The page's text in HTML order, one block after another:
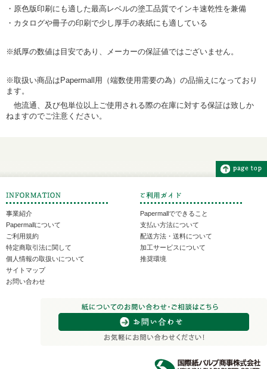
・原色版印刷にも適した最高レベルの塗工品質でインキ速乾性を兼備
・カタログや冊子の印刷で少し厚手の表紙にも適している
※紙厚の数値は目安であり、メーカーの保証値ではございません。
※取扱い商品はPapermall用（端数使用需要の為）の品揃えになっており
ます。
他流通、及び包単位以上ご使用される際の在庫に対する保証は致しか
ねますのでご注意ください。
事業紹介
Papermallについて
ご利用規約
特定商取引法に関して
個人情報の取扱いについて
サイトマップ
お問い合わせ
Papermallでできること
支払い方法について
配送方法・送料について
加工サービスについて
推奨環境